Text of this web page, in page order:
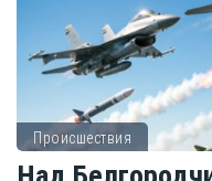
Происшествия